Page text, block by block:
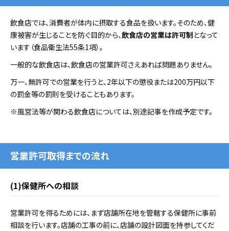
飲食店では、消費者が体内に摂取する食品を扱います。そのため、健
康被害が生じることを防ぐ目的から、飲食店の営業は許可制となって
います（食品衛生法55条1項）。
一般的な飲食店は、飲食店の営業許可さえあれば問題ありません。
万一、無許可での営業を行うと、2年以下の懲役または200万円以下
の罰金等の罰則を受けることもあります。
※風営法等が関わる飲食店については、別途記事を作成予定です。
営業許可取得までの流れ
(1)保健所への相談
営業許可を得るためには、まず店舗所在地を管轄する保健所に事前
相談を行います。店舗の工事の前に、店舗の設計図面を持参してくだ